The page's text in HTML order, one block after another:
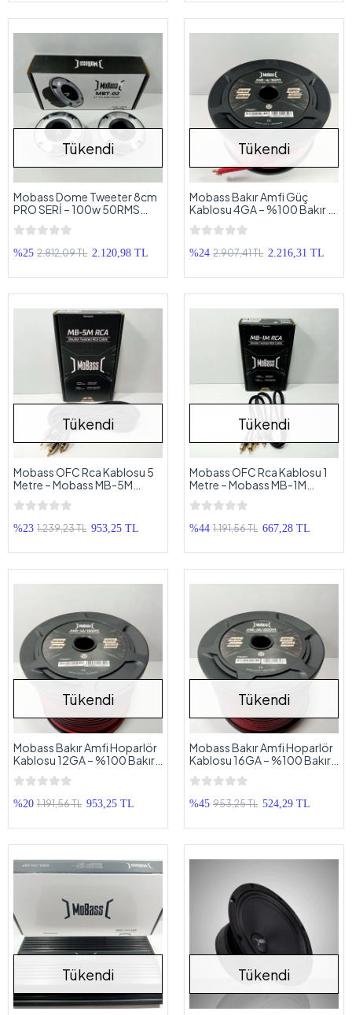
Tükendi
Mobass Dome Tweeter 8cm
PRO SERİ – 100w 50RMS
Mobass MBT-02 8cm Dome
Tiz
%25 2.812,09 TL 2.120,98 TL
Tükendi
Mobass Bakır Amfi Güç
Kablosu 4GA – %100 Bakır –
Mobass OFC 4GA Anfi Power
Kablosu – 5 Metre
%24 2.907,41 TL 2.216,31 TL
Tükendi
Mobass OFC Rca Kablosu 5
Metre – Mobass MB-5M
Profesyonel %100 Bakır
Amfi Rca Kablosu - 5 Metre
%23 1.239,23 TL 953,25 TL
Tükendi
Mobass OFC Rca Kablosu 1
Metre – Mobass MB-1M
Profesyonel %100 Bakır
Amfi Rca Kablosu - 1 Metre
%44 1.191,56 TL 667,28 TL
Tükendi
Mobass Bakır Amfi Hoparlör
Kablosu 12GA – %100 Bakır –
OFC 12GA Anfi Bass Kablosu
– 5 Metre
%20 1.191,56 TL 953,25 TL
Tükendi
Mobass Bakır Amfi Hoparlör
Kablosu 16GA – %100 Bakır –
OFC 16GA Anfi Bass Kablosu
– 5 Metre
%45 953,25 TL 524,29 TL
Tükendi Tükendi